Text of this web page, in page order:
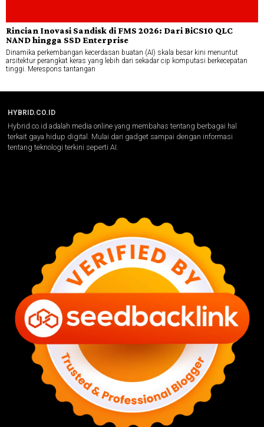
Rincian Inovasi Sandisk di FMS 2026: Dari BiCS10 QLC
NAND hingga SSD Enterprise
Dinamika perkembangan kecerdasan buatan (AI) skala besar kini menuntut
arsitektur perangkat keras yang lebih dari sekadar cip komputasi berkecepatan
tinggi. Merespons tantangan
HYBRID.CO.ID
Hybrid.co.id adalah media online yang membahas tentang berbagai hal
terkait gaya hidup digital. Mulai dari gadget sampai dengan informasi
tentang teknologi terkini seperti AI.